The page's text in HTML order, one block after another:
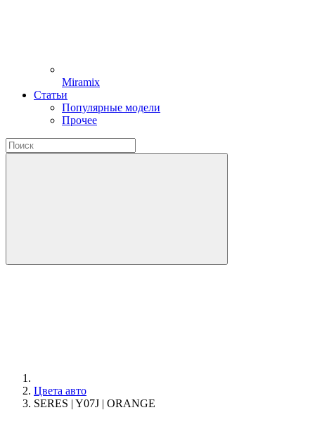
Miramix
Статьи
Популярные модели
Прочее
Цвета авто
SERES | Y07J | ORANGE